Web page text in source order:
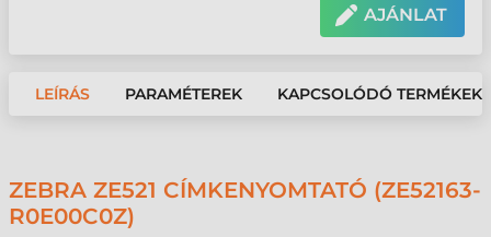
AJÁNLAT
LEÍRÁS PARAMÉTEREK KAPCSOLÓDÓ TERMÉKEK
ZEBRA ZE521 CÍMKENYOMTATÓ (ZE52163-
R0E00C0Z)